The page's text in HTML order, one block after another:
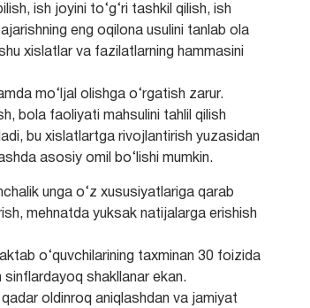
ish joyini to‘g‘ri tashkil qilish, ish
eng oqilona usulini tanlab ola
xislatlar va fazilatlarning hammasini
mo‘ljal olishga o‘rgatish zarur.
bola faoliyati mahsulini tahlil qilish
bu xislatlartga rivojlantirish yuzasidan
asosiy omil bo‘lishi mumkin.
unga o‘z xususiyatlariga qarab
mehnatda yuksak natijalarga erishish
o‘quvchilarining taxminan 30 foizida
sinflardayoq shakllanar ekan.
oldinroq aniqlashdan va jamiyat